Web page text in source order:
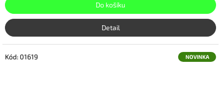
Do košíku
Detail
NOVINKA
Kód:01619